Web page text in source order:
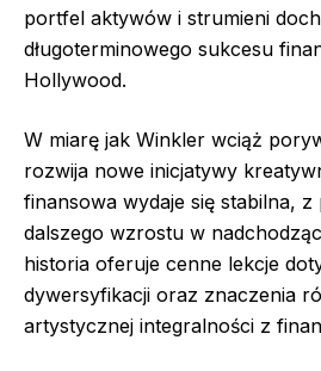
portfel aktywów i strumieni
długoterminowego sukcesu
Hollywood.
W miarę jak Winkler wciąż
rozwija nowe inicjatywy
finansowa wydaje się stabilna, z
dalszego wzrostu w
historia oferuje cenne lekcje
dywersyfikacji oraz znaczenia
artystycznej integralności z